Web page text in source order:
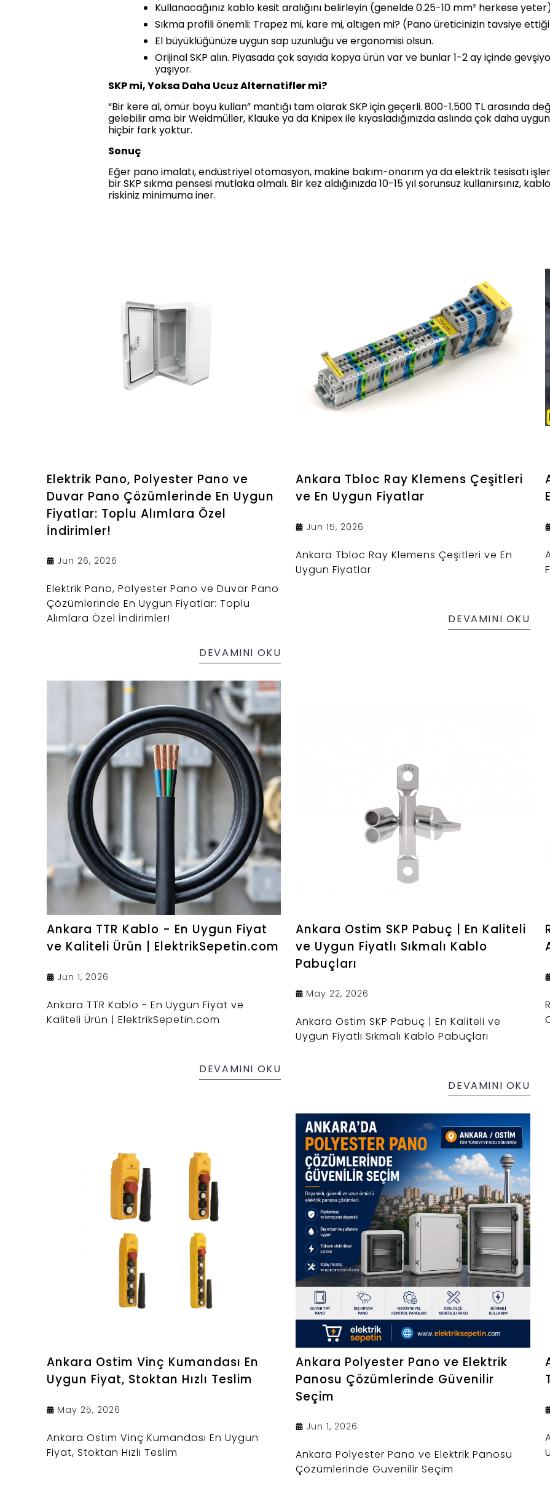
Kullanacağınız kablo kesit aralığını belirleyin (genelde 0.25-10 mm² herkese
Sıkma profili önemli: Trapez mi, kare mi, altıgen mi? (Pano üreticinizin tavsiye
El büyüklüğünüze uygun sap uzunluğu ve ergonomisi olsun.
Orijinal SKP alın. Piyasada çok sayıda kopya ürün var ve bunlar 1-2 ay içinde
yaşıyor.
SKP mi, Yoksa Daha Ucuz Alternatifler mi?
“Bir kere al, ömür boyu kullan” mantığı tam olarak SKP için geçerli. 800-1.500 TL arasında
gelebilir ama bir Weidmüller, Klauke ya da Knipex ile kıyasladığınızda aslında çok daha
hiçbir fark yoktur.
Sonuç
Eğer pano imalatı, endüstriyel otomasyon, makine bakım-onarım ya da elektrik tesisatı
bir SKP sıkma pensesi mutlaka olmalı. Bir kez aldığınızda 10-15 yıl sorunsuz kullanırsınız,
riskiniz minimuma iner.
Elektrik Pano, Polyester Pano ve
Duvar Pano Çözümlerinde En Uygun
Fiyatlar: Toplu Alımlara Özel
İndirimler!
Jun 26, 2026
Elektrik Pano, Polyester Pano ve Duvar Pano
Çözümlerinde En Uygun Fiyatlar: Toplu
Alımlara Özel İndirimler!
DEVAMINI OKU
Ankara Tbloc Ray Klemens Çeşitleri
ve En Uygun Fiyatlar
Jun 15, 2026
Ankara Tbloc Ray Klemens Çeşitleri ve En
Uygun Fiyatlar
DEVAMINI OKU
Ankara TTR Kablo - En Uygun Fiyat
ve Kaliteli Ürün | ElektrikSepetin.com
Jun 1, 2026
Ankara TTR Kablo - En Uygun Fiyat ve
Kaliteli Ürün | ElektrikSepetin.com
DEVAMINI OKU
Ankara Ostim SKP Pabuç | En Kaliteli
ve Uygun Fiyatlı Sıkmalı Kablo
Pabuçları
May 22, 2026
Ankara Ostim SKP Pabuç | En Kaliteli ve
Uygun Fiyatlı Sıkmalı Kablo Pabuçları
DEVAMINI OKU
Ankara Ostim Vinç Kumandası En
Uygun Fiyat, Stoktan Hızlı Teslim
May 25, 2026
Ankara Ostim Vinç Kumandası En Uygun
Fiyat, Stoktan Hızlı Teslim
Ankara Polyester Pano ve Elektrik
Panosu Çözümlerinde Güvenilir
Seçim
Jun 1, 2026
Ankara Polyester Pano ve Elektrik Panosu
Çözümlerinde Güvenilir Seçim